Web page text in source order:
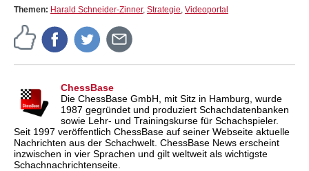
Themen: Harald Schneider-Zinner, Strategie, Videoportal
ChessBase
Die ChessBase GmbH, mit Sitz in Hamburg, wurde
1987 gegründet und produziert Schachdatenbanken
sowie Lehr- und Trainingskurse für Schachspieler.
Seit 1997 veröffentlich ChessBase auf seiner Webseite aktuelle
Nachrichten aus der Schachwelt. ChessBase News erscheint
inzwischen in vier Sprachen und gilt weltweit als wichtigste
Schachnachrichtenseite.